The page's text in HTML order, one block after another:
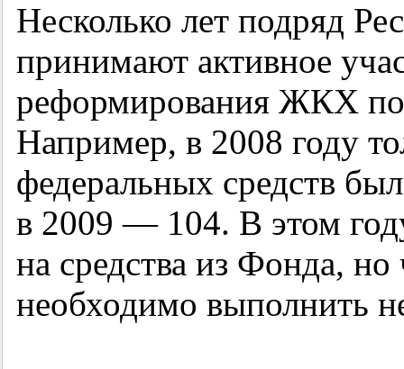
Несколько лет подряд
принимают активное
реформирования ЖКХ по
Например, в 2008 году
федеральных средств
в 2009 — 104. В этом
на средства из Фонда,
необходимо выполнить